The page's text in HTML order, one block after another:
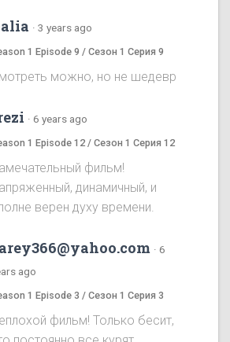
· 3 years ago
1 Episode 9 / Сезон 1 Серия 9
можно, но не шедевр
· 6 years ago
1 Episode 12 / Сезон 1 Серия 12
фильм!
динамичный, и
верен духу времени.
· 6
ago
1 Episode 3 / Сезон 1 Серия 3
фильм! Только бесит,